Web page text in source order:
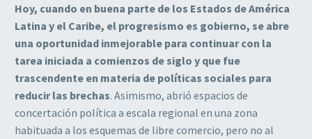
Hoy, cuando en buena parte de los Estados de América
Latina y el Caribe, el progresismo es gobierno, se abre
una oportunidad inmejorable para continuar con la
tarea iniciada a comienzos de siglo y que fue
trascendente en materia de políticas sociales para
reducir las brechas. Asimismo, abrió espacios de
concertación política a escala regional en una zona
habituada a los esquemas de libre comercio, pero no al